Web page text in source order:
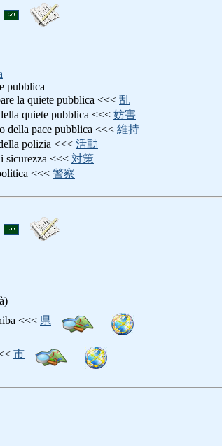
pubblica
la quiete pubblica <<< 乱
quiete pubblica <<< 妨害
della pace pubblica <<< 維持
polizia <<< 活動
sicurezza <<< 対策
<<< 警察
<<< 県
市